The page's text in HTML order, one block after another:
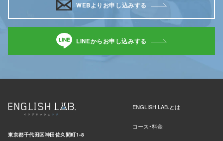
WEBよりお申し込みする
LINEからお申し込みする
東京都千代田区神田佐久間町1-8
ENGLISH LAB.とは
コース・料金